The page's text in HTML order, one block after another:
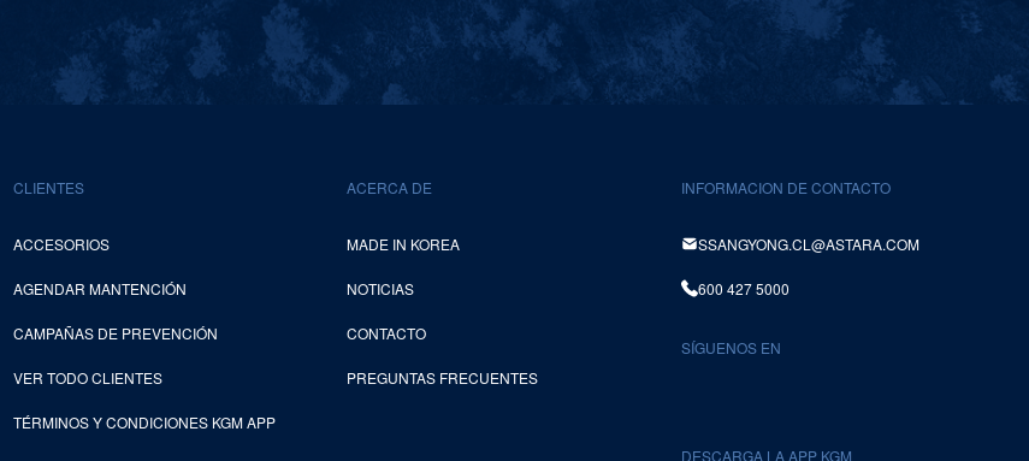
CLIENTES
ACCESORIOS
AGENDAR MANTENCIÓN
CAMPAÑAS DE PREVENCIÓN
VER TODO CLIENTES
TÉRMINOS Y CONDICIONES KGM APP
ACERCA DE
MADE IN KOREA
NOTICIAS
CONTACTO
PREGUNTAS FRECUENTES
INFORMACION DE CONTACTO
SSANGYONG.CL@ASTARA.COM
600 427 5000
SÍGUENOS EN
DESCARGA LA APP KGM